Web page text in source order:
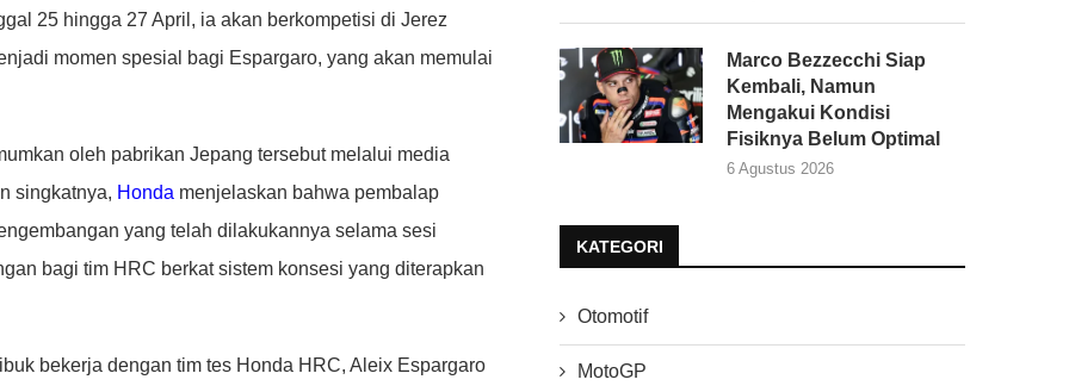
25 hingga 27 April, ia akan berkompetisi di Jerez
momen spesial bagi Espargaro, yang akan memulai
oleh pabrikan Jepang tersebut melalui media
singkatnya, Honda menjelaskan bahwa pembalap
yang telah dilakukannya selama sesi
bagi tim HRC berkat sistem konsesi yang diterapkan
bekerja dengan tim tes Honda HRC, Aleix Espargaro
Marco Bezzecchi Siap
Kembali, Namun
Mengakui Kondisi
Fisiknya Belum Optimal
6 Agustus 2026
KATEGORI
Otomotif
MotoGP